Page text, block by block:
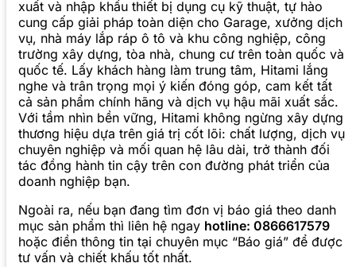
xuất và nhập khẩu thiết bị dụng cụ kỹ thuật, tự hào
cung cấp giải pháp toàn diện cho Garage, xưởng dịch
vụ, nhà máy lắp ráp ô tô và khu công nghiệp, công
trường xây dựng, tòa nhà, chung cư trên toàn quốc và
quốc tế. Lấy khách hàng làm trung tâm, Hitami lắng
nghe và trân trọng mọi ý kiến đóng góp, cam kết tất
cả sản phẩm chính hãng và dịch vụ hậu mãi xuất sắc.
Với tầm nhìn bền vững, Hitami không ngừng xây dựng
thương hiệu dựa trên giá trị cốt lõi: chất lượng, dịch vụ
chuyên nghiệp và mối quan hệ lâu dài, trở thành đối
tác đồng hành tin cậy trên con đường phát triển của
doanh nghiệp bạn.
Ngoài ra, nếu bạn đang tìm đơn vị báo giá theo danh
mục sản phẩm thì liên hệ ngay hotline: 0866617579
hoặc điền thông tin tại chuyên mục “Báo giá” để được
tư vấn và chiết khấu tốt nhất.